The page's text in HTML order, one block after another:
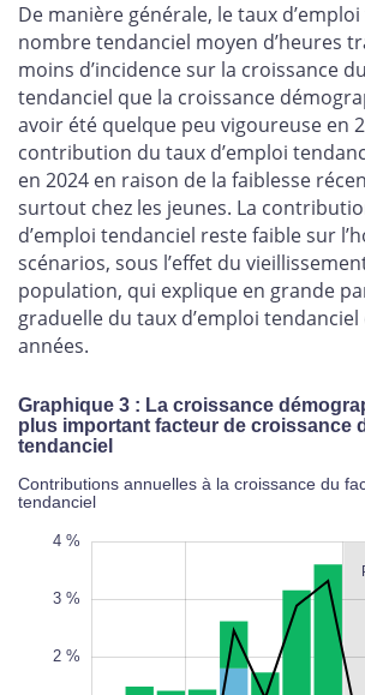
De manière générale, le taux
nombre tendanciel moyen d’heures
moins d’incidence sur la croissance
tendanciel que la croissance
avoir été quelque peu vigoureuse en
contribution du taux d’emploi
en 2024 en raison de la faiblesse
surtout chez les jeunes. La
d’emploi tendanciel reste faible sur
scénarios, sous l’effet du
population, qui explique en grande
graduelle du taux d’emploi
années.
Graphique 3 : La croissance
plus important facteur de croissance
tendanciel
Contributions annuelles à la croissance du
tendanciel
4 %
3 %
2 %